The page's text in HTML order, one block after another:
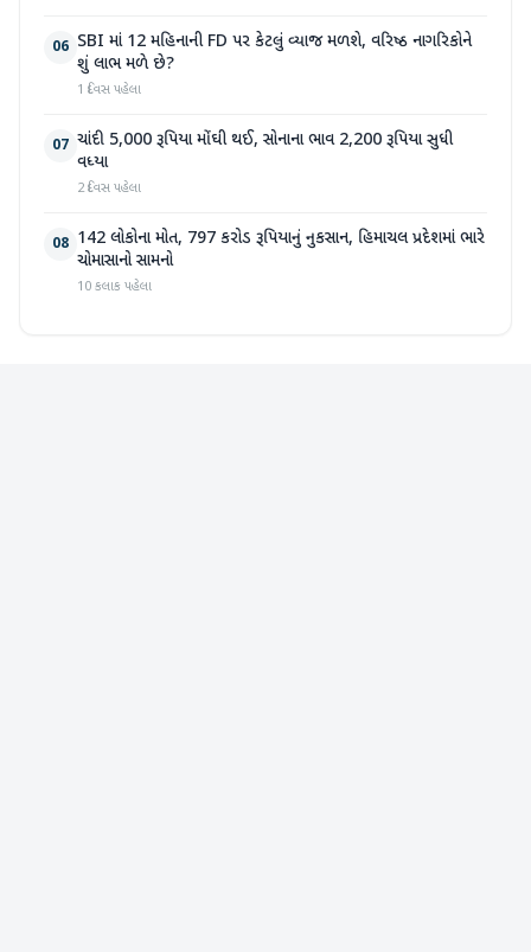
06 SBI માં 12 મહિનાની FD પર કેટલું વ્યાજ મળશે, વરિષ્ઠ નાગરિકોને
શું લાભ મળે છે?
1 દિવસ પહેલા
07 ચાંદી 5,000 રૂપિયા મોંઘી થઈ, સોનાના ભાવ 2,200 રૂપિયા સુધી
વધ્યા
2 દિવસ પહેલા
08 142 લોકોના મોત, 797 કરોડ રૂપિયાનું નુકસાન, હિમાચલ પ્રદેશમાં ભારે
ચોમાસાનો સામનો
10 કલાક પહેલા